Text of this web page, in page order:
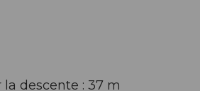
descente : 37 m